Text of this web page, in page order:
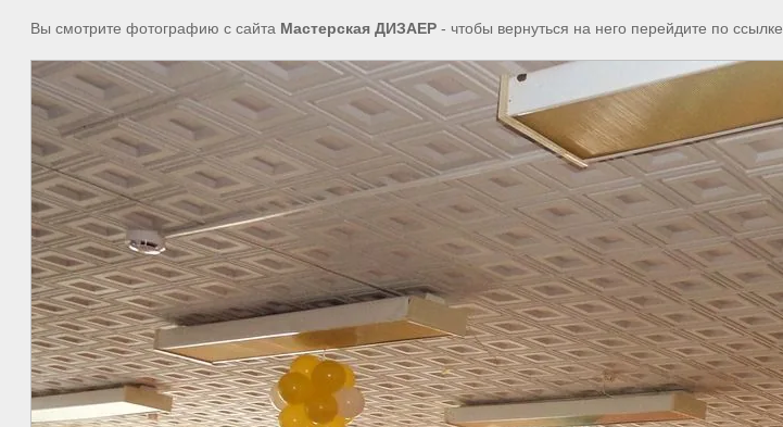
Вы смотрите фотографию с сайта Мастерская ДИЗАЕР - чтобы вернуться на него перейдите по ссылке